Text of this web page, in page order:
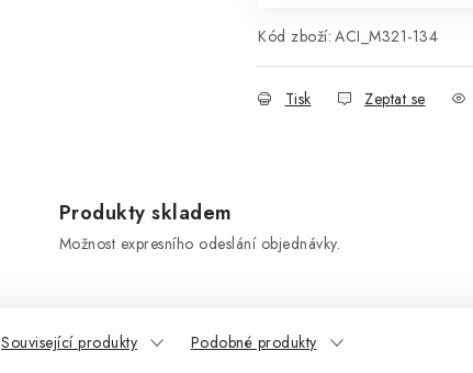
Kód zboží: ACI_M321-134
Tisk Zeptat se
Produkty skladem
Možnost expresního odeslání objednávky.
Související produkty Podobné produkty